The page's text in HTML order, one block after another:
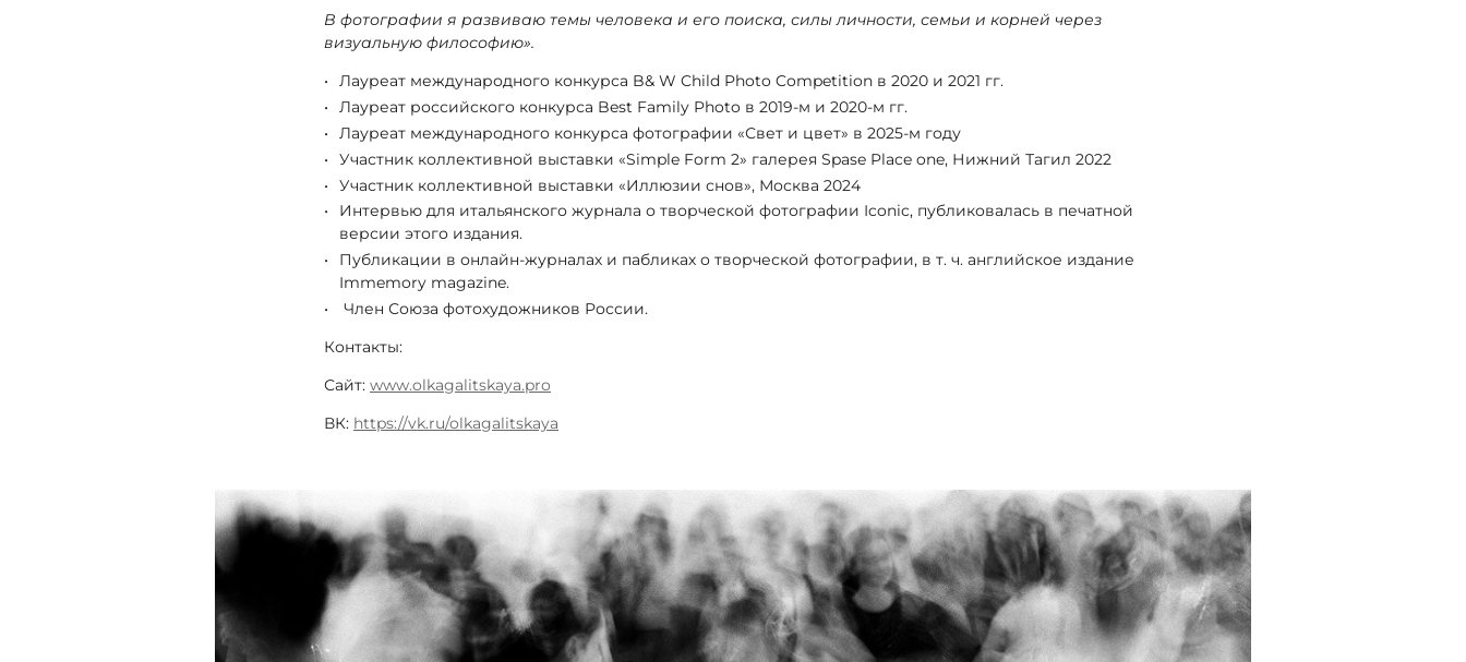
В фотографии я развиваю темы человека и его поиска, силы личности, семьи и корней через
визуальную философию».
Лауреат международного конкурса B& W Child Photo Competition в 2020 и 2021 гг.
Лауреат российского конкурса Best Family Photo в 2019-м и 2020-м гг.
Лауреат международного конкурса фотографии «Свет и цвет» в 2025-м году
Участник коллективной выставки «Simple Form 2» галерея Spase Place one, Нижний Тагил 2022
Участник коллективной выставки «Иллюзии снов», Москва 2024
Интервью для итальянского журнала о творческой фотографии Iconic, публиковалась в печатной
версии этого издания.
Публикации в онлайн-журналах и пабликах о творческой фотографии, в т. ч. английское издание
Immemory magazine.
Член Союза фотохудожников России.
Контакты:
Сайт: www.olkagalitskaya.pro
ВК: https://vk.ru/olkagalitskaya